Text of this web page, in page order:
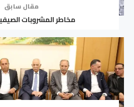
مقال سابق
مخاطر المشروبات